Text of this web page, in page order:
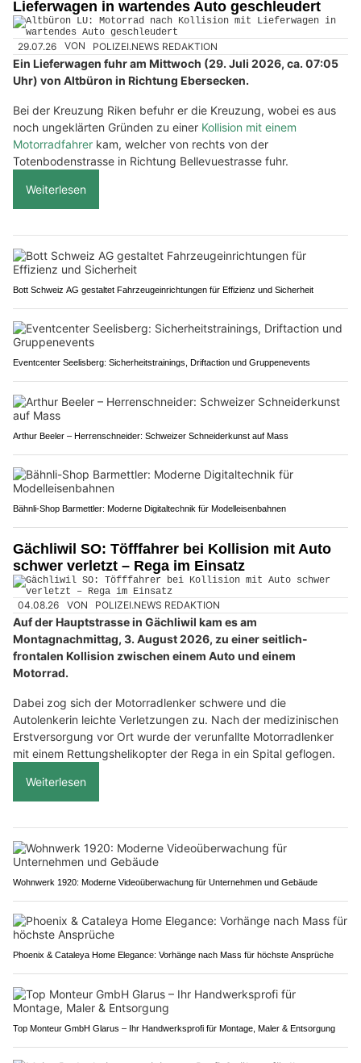
Lieferwagen in wartendes Auto geschleudert
29.07.26 VON POLIZEI.NEWS REDAKTION
Ein Lieferwagen fuhr am Mittwoch (29. Juli 2026, ca. 07:05
Uhr) von Altbüron in Richtung Ebersecken.
Bei der Kreuzung Riken befuhr er die Kreuzung, wobei es aus
noch ungeklärten Gründen zu einer Kollision mit einem
Motorradfahrer kam, welcher von rechts von der
Totenbodenstrasse in Richtung Bellevuestrasse fuhr.
Weiterlesen
Bott Schweiz AG gestaltet Fahrzeugeinrichtungen für Effizienz und Sicherheit
Eventcenter Seelisberg: Sicherheitstrainings, Driftaction und Gruppenevents
Arthur Beeler – Herrenschneider: Schweizer Schneiderkunst auf Mass
Bähnli-Shop Barmettler: Moderne Digitaltechnik für Modelleisenbahnen
Gächliwil SO: Töfffahrer bei Kollision mit Auto
schwer verletzt – Rega im Einsatz
04.08.26 VON POLIZEI.NEWS REDAKTION
Auf der Hauptstrasse in Gächliwil kam es am
Montagnachmittag, 3. August 2026, zu einer seitlich-
frontalen Kollision zwischen einem Auto und einem
Motorrad.
Dabei zog sich der Motorradlenker schwere und die
Autolenkerin leichte Verletzungen zu. Nach der medizinischen
Erstversorgung vor Ort wurde der verunfallte Motorradlenker
mit einem Rettungshelikopter der Rega in ein Spital geflogen.
Weiterlesen
Wohnwerk 1920: Moderne Videoüberwachung für Unternehmen und Gebäude
Phoenix & Cataleya Home Elegance: Vorhänge nach Mass für höchste Ansprüche
Top Monteur GmbH Glarus – Ihr Handwerksprofi für Montage, Maler & Entsorgung